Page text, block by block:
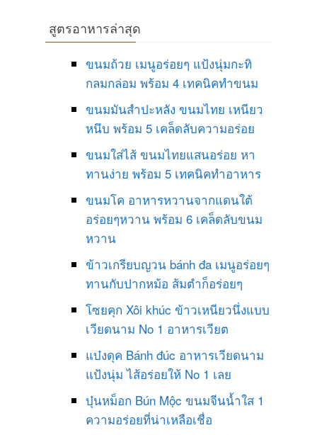
สูตรอาหารล่าสุด
ขนมถ้วย เมนูอร่อยๆ แป้งนุ่มกะทิ
กลมกล่อม พร้อม 4 เทคนิคทำขนม
ขนมมันสำปะหลัง ขนมไทย เหนียว
หนึบ พร้อม 5 เคล็ดลับความอร่อย
ขนมใส่ไส้ ขนมไทยแสนอร่อย หา
ทานง่าย พร้อม 5 เทคนิคทำอาหาร
ขนมโค อาหารหวานจากแดนใต้
อร่อยๆหวาน พร้อม 6 เคล็ดลับขนม
หวาน
ข้าวเกรียบญวน bánh đa เมนูอร่อยๆ
ทานกับปากหม้อ ส้มตำก็อร่อยๆ
โซยคุก Xôi khúc ข้าวเหนียวนึ่งแบบ
เวียดนาม No 1 อาหารเวียต
แบ๋งดุค Bánh đúc อาหารเวียดนาม
แป้งนุ่ม ไส้อร่อยให้ No 1 เลย
บุ๋นหม็อก Bún Mộc ขนมจีนน้ำใส 1
ความอร่อยที่น่าเหลือเชื่อ